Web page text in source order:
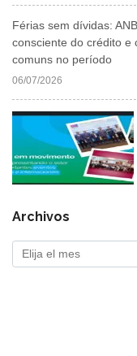
Férias sem dívidas:
consciente do crédito e
comuns no período
06/07/2026
Archivos